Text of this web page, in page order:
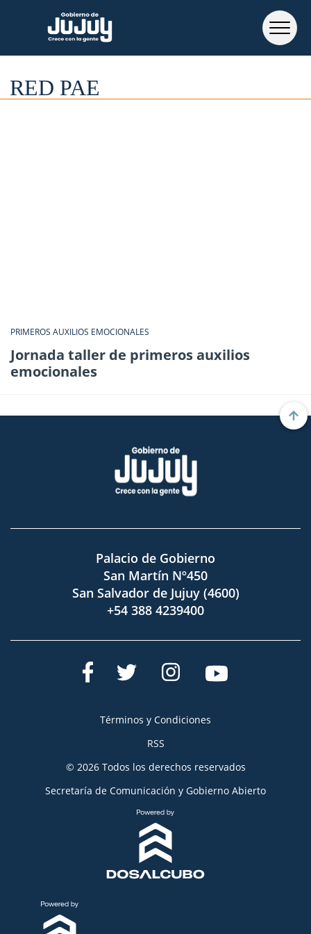
RED PAE
PRIMEROS AUXILIOS EMOCIONALES
Jornada taller de primeros auxilios
emocionales
Palacio de Gobierno
San Martín Nº450
San Salvador de Jujuy (4600)
+54 388 4239400
Términos y Condiciones
RSS
© 2026 Todos los derechos reservados
Secretaría de Comunicación y Gobierno Abierto